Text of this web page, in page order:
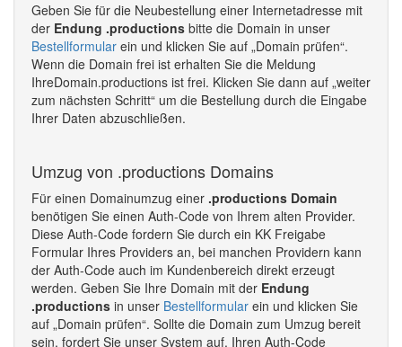
Geben Sie für die Neubestellung einer Internetadresse mit
der Endung .productions bitte die Domain in unser
Bestellformular ein und klicken Sie auf „Domain prüfen“.
Wenn die Domain frei ist erhalten Sie die Meldung
IhreDomain.productions ist frei. Klicken Sie dann auf „weiter
zum nächsten Schritt“ um die Bestellung durch die Eingabe
Ihrer Daten abzuschließen.
Umzug von .productions Domains
Für einen Domainumzug einer .productions Domain
benötigen Sie einen Auth-Code von Ihrem alten Provider.
Diese Auth-Code fordern Sie durch ein KK Freigabe
Formular Ihres Providers an, bei manchen Providern kann
der Auth-Code auch im Kundenbereich direkt erzeugt
werden. Geben Sie Ihre Domain mit der Endung
.productions in unser Bestellformular ein und klicken Sie
auf „Domain prüfen“. Sollte die Domain zum Umzug bereit
sein, fordert Sie unser System auf, Ihren Auth-Code